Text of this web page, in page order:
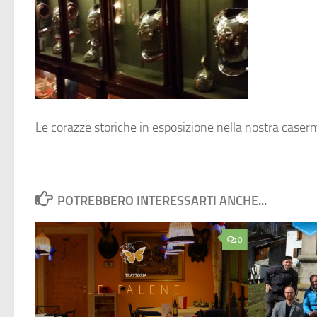
Le corazze storiche in esposizione nella nostra
POTREBBERO INTERESSARTI ANCHE...
0